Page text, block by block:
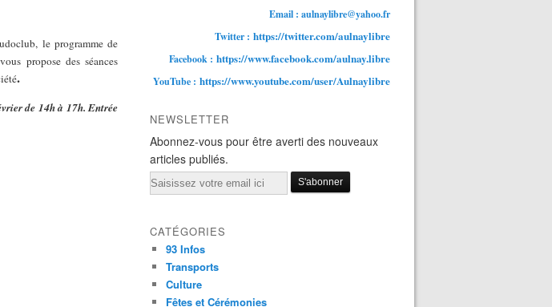
le programme de
propose des séances
.
de 14h à 17h. Entrée
Email : aulnaylibre@yahoo.fr
Twitter : https://twitter.com/aulnaylibre
Facebook : https://www.facebook.com/aulnay.libre
YouTube : https://www.youtube.com/user/Aulnaylibre
NEWSLETTER
Abonnez-vous pour être averti des nouveaux
articles publiés.
Email
CATÉGORIES
93 Infos
Transports
Culture
Fêtes et Cérémonies